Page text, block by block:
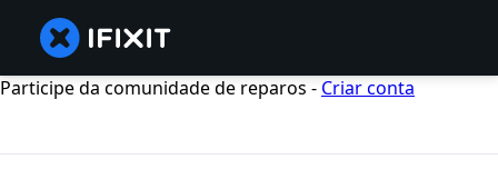
Participe da comunidade de reparos - Criar conta